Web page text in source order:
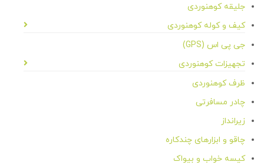
جلیقه کوهنوردی
کیف و کوله کوهنوردی
جی پی اس (GPS)
تجهیزات کوهنوردی
ظرف کوهنوردی
چادر مسافرتی
زیرانداز
چاقو و ابزارهای چندکاره
کیسه خواب و بیواک